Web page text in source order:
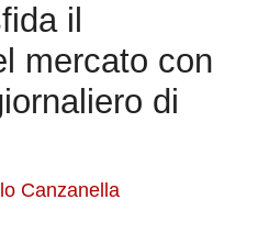
il
mercato con
di
Canzanella